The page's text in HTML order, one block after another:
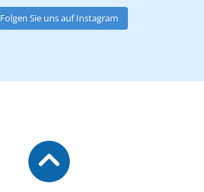
Folgen Sie uns auf Instagram